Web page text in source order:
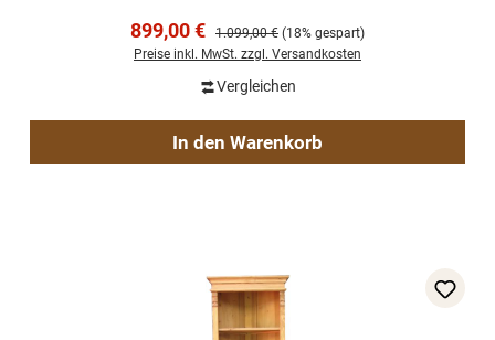
Verkaufspreis:
899,00 € Regulärer Preis:
1.099,00 € (18% gespart)
Preise inkl. MwSt. zzgl. Versandkosten
Vergleichen
In den Warenkorb